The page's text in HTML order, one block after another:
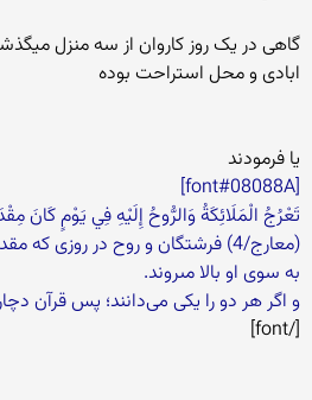
گاهی در یک روز کاروان از سه منزل
ابادی و محل استراحت بوده
یا فرمودند
[font#08088A]
تَعْرُجُ الْمَلَائِكَةُ وَالرُّوحُ إِلَيْهِ فِي يَوْمٍ كَانَ
(معارج/4) فرشتگان و روح در روزى
به سوى او بالا مى‏روند.
و اگر هر دو را یکی می‌دانند؛ پس قرآن
[/font]